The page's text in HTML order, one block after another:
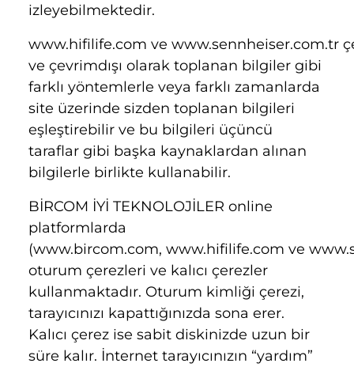
izleyebilmektedir.
www.hifilife.com ve www.sennheiser.com.tr
ve çevrimdışı olarak toplanan bilgiler gibi
farklı yöntemlerle veya farklı zamanlarda
site üzerinde sizden toplanan bilgileri
eşleştirebilir ve bu bilgileri üçüncü
taraflar gibi başka kaynaklardan alınan
bilgilerle birlikte kullanabilir.
BİRCOM İYİ TEKNOLOJİLER online
platformlarda
(www.bircom.com, www.hifilife.com ve
oturum çerezleri ve kalıcı çerezler
kullanmaktadır. Oturum kimliği çerezi,
tarayıcınızı kapattığınızda sona erer.
Kalıcı çerez ise sabit diskinizde uzun bir
süre kalır. İnternet tarayıcınızın “yardım”